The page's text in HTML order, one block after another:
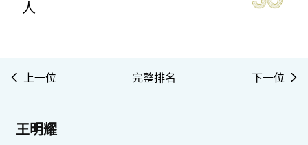
人
上一位 完整排名 下一位
王明耀